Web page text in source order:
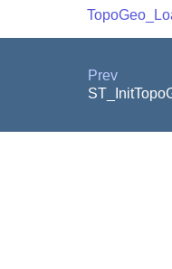
Prev